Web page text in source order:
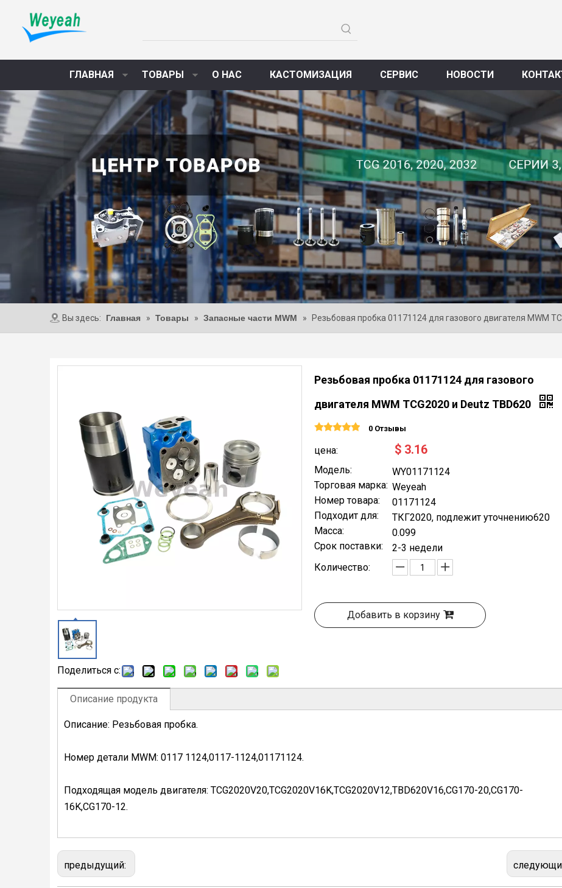
ГЛАВНАЯ ТОВАРЫ О НАС КАСТОМИЗАЦИЯ СЕРВИС НОВОСТИ
Вы здесь: Главная » Товары » Запасные части MWM » Резьбовая пробка 01171124 для газового двигателя MWM
Поделиться с:
Резьбовая пробка 01171124 для газового
двигателя MWM TCG2020 и Deutz TBD620
0 Отзывы
цена: $ 3.16
Модель:
WY01171124
Торговая марка: Weyeah
Номер товара:
01171124
Подходит для:
ТКГ2020, подлежит уточнению620
Масса:
0.099
Срок поставки:
2-3 недели
Количество:
Добавить в корзину
Описание продукта
Описание: Резьбовая пробка.
Номер детали MWM: 0117 1124,0117-1124,01171124.
Подходящая модель двигателя: TCG2020V20,TCG2020V16K,TCG2020V12,TBD620V16,CG170-20,CG170-
16K,CG170-12.
предыдущий: